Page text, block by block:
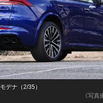
《写真
デナ（2/35）